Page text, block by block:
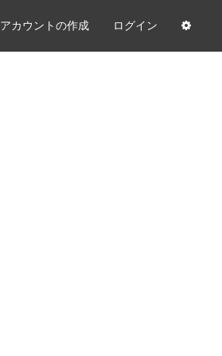
アカウントの作成 ログイン